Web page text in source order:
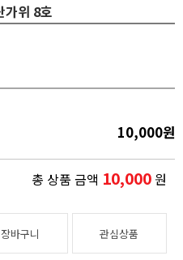
가위 8호
10,000원
총 상품 금액 10,000원
장바구니 관심상품